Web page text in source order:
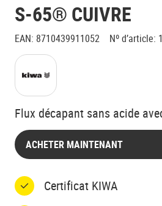
S-65® CUIVRE
EAN: 8710439911052 Nº d’article:
Flux décapant sans acide
ACHETER MAINTENANT
Certificat KIWA